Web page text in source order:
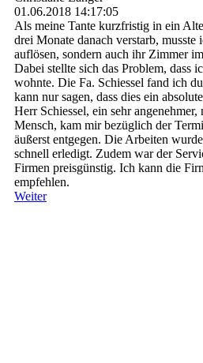
01.06.2018 14:17:05
Als meine Tante kurzfristig in ein
drei Monate danach verstarb,
auflösen, sondern auch ihr Zimmer
Dabei stellte sich das Problem, dass
wohnte. Die Fa. Schiessel fand ich
kann nur sagen, dass dies ein
Herr Schiessel, ein sehr
Mensch, kam mir bezüglich der
äußerst entgegen. Die Arbeiten
schnell erledigt. Zudem war der
Firmen preisgünstig. Ich kann die
empfehlen.
Weiter